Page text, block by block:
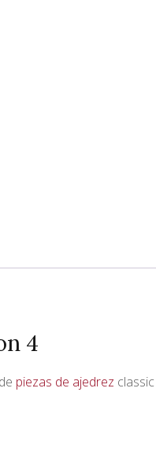
4
piezas de ajedrez classic